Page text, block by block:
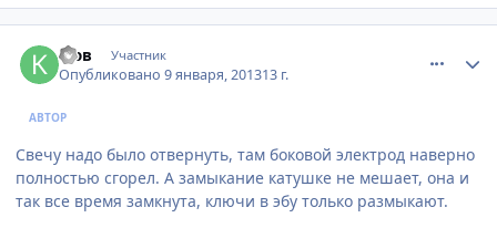
кюв Участник
Опубликовано9 января, 201313 г.
АВТОР
Свечу надо было отвернуть, там боковой электрод наверно
полностью сгорел. А замыкание катушке не мешает, она и
так все время замкнута, ключи в эбу только размыкают.